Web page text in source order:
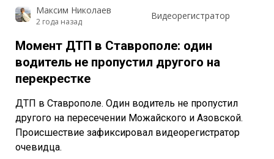
Максим Николаев
2 года назад Видеорегистратор
Момент ДТП в Ставрополе: один
водитель не пропустил другого на
перекрестке
ДТП в Ставрополе. Один водитель не пропустил
другого на пересечении Можайского и Азовской.
Происшествие зафиксировал видеорегистратор
очевидца.